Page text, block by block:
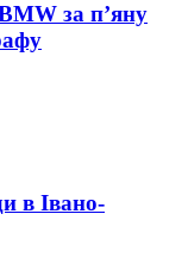
за п’яну
в Івано-